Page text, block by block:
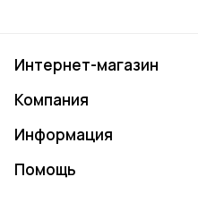
Интернет-магазин
Компания
Информация
Помощь